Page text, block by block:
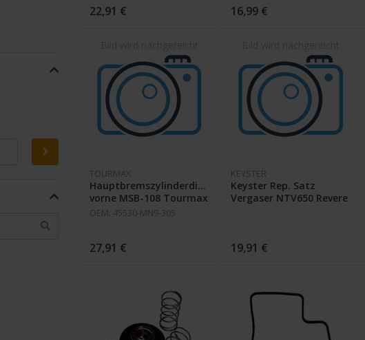
771 43353-MG9-006 45132-
166-0
22,91 €
006 45133-MA3-006 45139-
GW3-9
16,99 €
TOURMAX
Hauptbremszylinderdichtsatz
vorne MSB-108 Tourmax
OEM: 45530-MN9-305
27,91 €
KEYSTER
Keyster Rep. Satz
Vergaser NTV650 Revere
19,91 €